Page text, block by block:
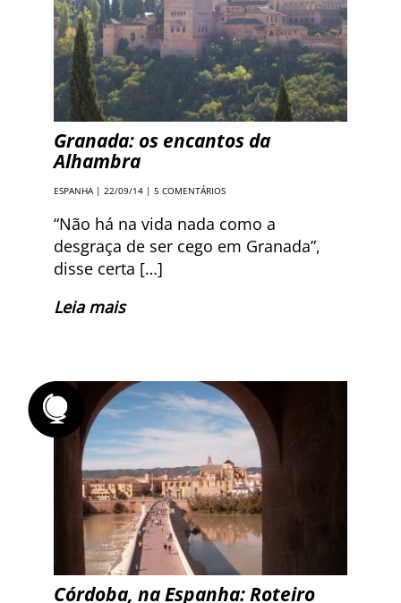
Granada: os encantos da
Alhambra
ESPANHA| 22/09/14 | 5 COMENTÁRIOS
“Não há na vida nada como a
desgraça de ser cego em Granada”,
disse certa […]
Leia mais
Córdoba, na Espanha: Roteiro